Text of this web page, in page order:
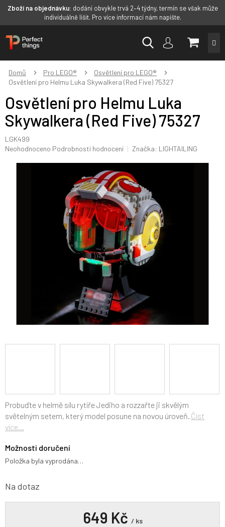
Zboží na objednávku: dodání obvykle trvá 2–4 týdny, termín se však může
individuálně lišit. Pro více informací nám napište.
na
obsah
KOŠÍK
Domů Pro LEGO®
Osvětlení pro LEGO®
Osvětlení pro Helmu Luka Skywalkera (Red Five) 75327
Osvětlení pro Helmu Luka
Skywalkera (Red Five) 75327
LGK499
Průměrné
Neohodnoceno Podrobnosti hodnocení Značka: LIGHTAILING
Na dotaz
Možnosti doručení
Položka byla vyprodána…
Probuďte v helmě sílu rytíře Jediho a rozzařte ji skvělým
světelným setem, který model posune na novou úroveň. Číst
více...
649 Kč / ks